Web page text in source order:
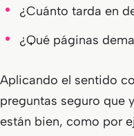
¿Cuánto tarda en
¿Qué páginas
Aplicando el sentido
preguntas seguro que
están bien, como por